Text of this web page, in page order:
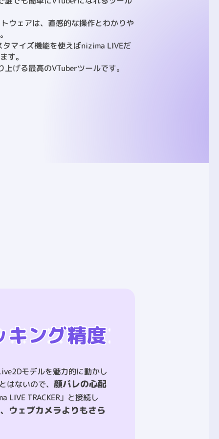
ウェアは、直感的な操作とわかりや
マイズ機能を使えばnizima LIVEだ
す。
げる最高のVTuberツールです。
キング精度
モデルを魅力的に動かし
はないので、顔バレの心配
LIVE TRACKER」と接続し
ウェブカメラよりもさら